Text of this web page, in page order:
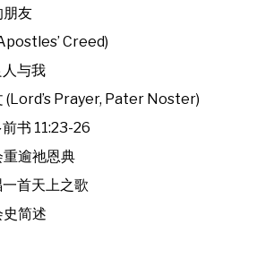
朋友
Creed)
与我
(Lord’s Prayer, Pater Noster)
书 11:23-26
逾祂恩典
首天上之歌
简述